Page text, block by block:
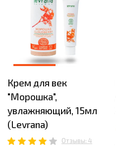
Крем для век
"Морошка",
увлажняющий, 15мл
(Levrana)
Отзывы: 4